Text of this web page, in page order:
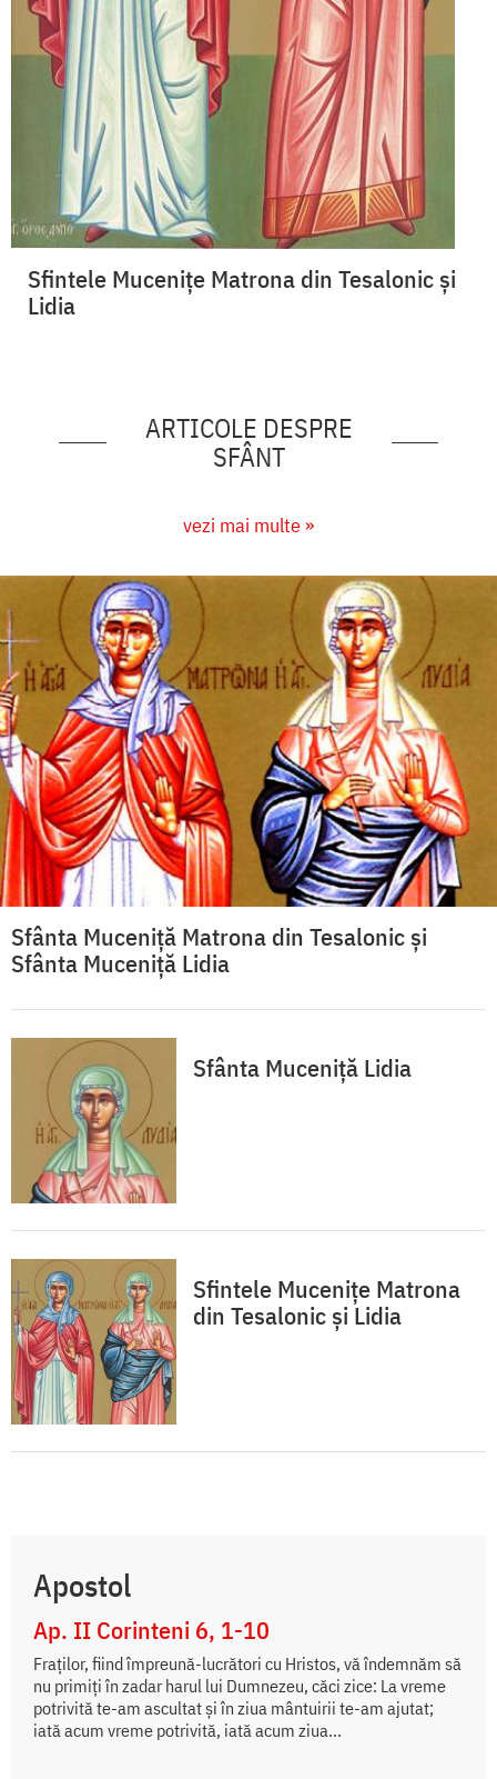
Sfintele Mucenițe Matrona din Tesalonic și
Lidia
ARTICOLE DESPRE
SFÂNT
vezi mai multe »
Sfânta Muceniţă Matrona din Tesalonic şi
Sfânta Muceniţă Lidia
Sfânta Muceniţă Lidia
Sfintele Mucenițe Matrona
din Tesalonic și Lidia
Apostol
Ap. II Corinteni 6, 1-10
Fraților, fiind împreună-lucrători cu Hristos, vă îndemnăm să
nu primiți în zadar harul lui Dumnezeu, căci zice: La vreme
potrivită te-am ascultat și în ziua mântuirii te-am ajutat;
iată acum vreme potrivită, iată acum ziua...